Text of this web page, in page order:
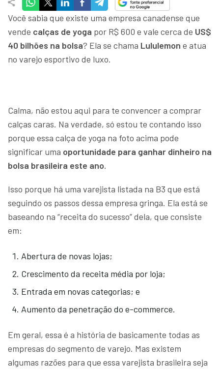
Você sabia que existe uma empresa canadense que
vende calças de yoga por R$ 600 e vale cerca de US$
40 bilhões na bolsa? Ela se chama Lululemon e atua
no varejo esportivo de luxo.
Calma, não estou aqui para te convencer a comprar
calças caras. Na verdade, só estou te contando isso
porque essa calça de yoga na foto acima pode
significar uma oportunidade para ganhar dinheiro na
bolsa brasileira este ano.
Isso porque há uma varejista listada na B3 que está
seguindo os passos dessa empresa gringa. Ela está se
baseando na “receita do sucesso” dela, que consiste
em:
Abertura de novas lojas;
Crescimento da receita média por loja;
Entrada em novas categorias; e
Aumento da penetração do e-commerce.
Em geral, essa é a história de basicamente todas as
empresas do segmento de varejo. Mas existem
algumas razões para que essa varejista brasileira seja